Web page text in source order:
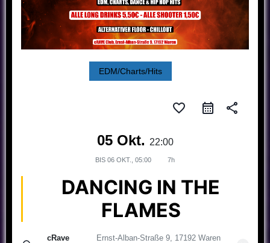
EDM/Charts/Hits
favorite_border share
05 Okt. 22:00
BIS 06 OKT., 05:00 7h
DANCING IN THE
FLAMES
cRave
Ernst-Alban-Straße 9, 17192 Waren